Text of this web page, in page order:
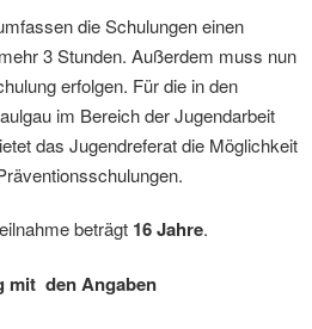
die Schulungen einen
3 Stunden. Außerdem muss nun
erfolgen. Für die in den
im Bereich der Jugendarbeit
das Jugendreferat die Möglichkeit
beträgt 16 Jahre.
mit den Angaben